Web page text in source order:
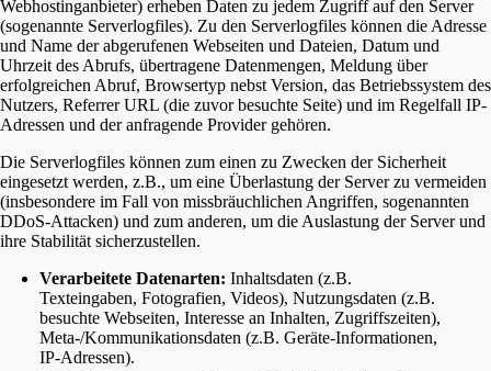
Webhostinganbieter) erheben Daten zu jedem Zugriff auf den Server
(sogenannte Serverlogfiles). Zu den Serverlogfiles können die Adresse
und Name der abgerufenen Webseiten und Dateien, Datum und
Uhrzeit des Abrufs, übertragene Datenmengen, Meldung über
erfolgreichen Abruf, Browsertyp nebst Version, das Betriebssystem des
Nutzers, Referrer URL (die zuvor besuchte Seite) und im Regelfall IP-
Adressen und der anfragende Provider gehören.
Die Serverlogfiles können zum einen zu Zwecken der Sicherheit
eingesetzt werden, z.B., um eine Überlastung der Server zu vermeiden
(insbesondere im Fall von missbräuchlichen Angriffen, sogenannten
DDoS-Attacken) und zum anderen, um die Auslastung der Server und
ihre Stabilität sicherzustellen.
Verarbeitete Datenarten: Inhaltsdaten (z.B.
Texteingaben, Fotografien, Videos), Nutzungsdaten (z.B.
besuchte Webseiten, Interesse an Inhalten, Zugriffszeiten),
Meta-/Kommunikationsdaten (z.B. Geräte-Informationen,
IP-Adressen).